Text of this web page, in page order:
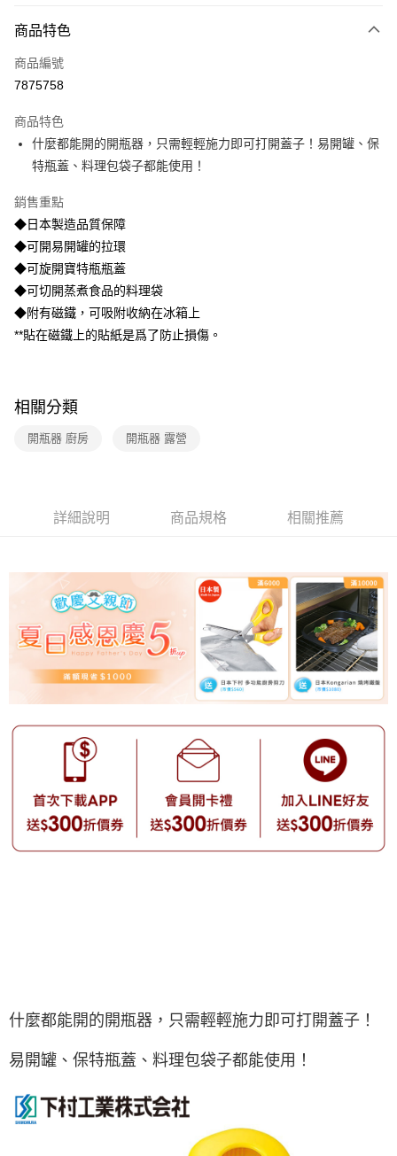
成交易。
3.實際核准額度、可分期數及費用金額請依後續交易確認頁面所載為準。
4.訂單成立30分鐘內，如未前往確認交易或遇審核未通過，訂單將自動取
消。如遇「轉專審核」未通過狀況，表示未達大哥付你分期系統評分，恕無
法說明評估內容。
1.分期款項不併入電信帳單，「大哥付你分期」於每月結算日後寄送繳費提
2.透過簡訊連結打開帳單後，可選擇「超商條碼／台灣大直營門市／銀行轉
帳／街口支付／iPASS MONEY」等通路繳費。
【注意事項】
用戶於交易時，得透過本服務購買商品或服務，並由商店將買賣／分期付款
買賣價金債權讓與本公司後，依約使用本公司帳單繳交帳款。
2.基於同意付款使用「大哥付你分期」之契約關係目的，商店將以您的個人
資料（包含姓名、電話或地址）提供予台灣大哥大進項蒐集、處理及利用，
由本公司與您本人進行分期帳單所需資料之確認、核對及更正。
3.完整用戶服務條款，請詳閱以下連結：
每筆NT$100，滿NT$499(含以上)免運費
每筆NT$100，滿NT$499(含以上)免運費
7-11取貨付款
每筆NT$100，滿NT$499(含以上)免運費
宅配【父親節大回饋】限時$299免運
每筆NT$150，滿NT$299(含以上)免運費
商品特色
商品編號
7875758
商品特色
什麼都能開的開瓶器，只需輕輕施力即可打開蓋子！易開罐、保
特瓶蓋、料理包袋子都能使用！
銷售重點
◆日本製造品質保障
◆可開易開罐的拉環
◆可旋開寶特瓶瓶蓋
◆可切開蒸煮食品的料理袋
◆附有磁鐵，可吸附收納在冰箱上
**貼在磁鐵上的貼紙是爲了防止損傷。
相關分類
開瓶器 廚房 開瓶器 露營
詳細說明 商品規格 相關推薦
什麼都能開的開瓶器，只需輕輕施力即可打開蓋子！
易開罐、保特瓶蓋、料理包袋子都能使用！